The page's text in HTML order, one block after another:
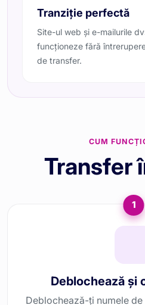
Tranziție perfectă
Site-ul web și e-mailurile
funcționeze fără
de transfer.
CUM
Transfer
1
Deblochează și
Deblochează-ți numele